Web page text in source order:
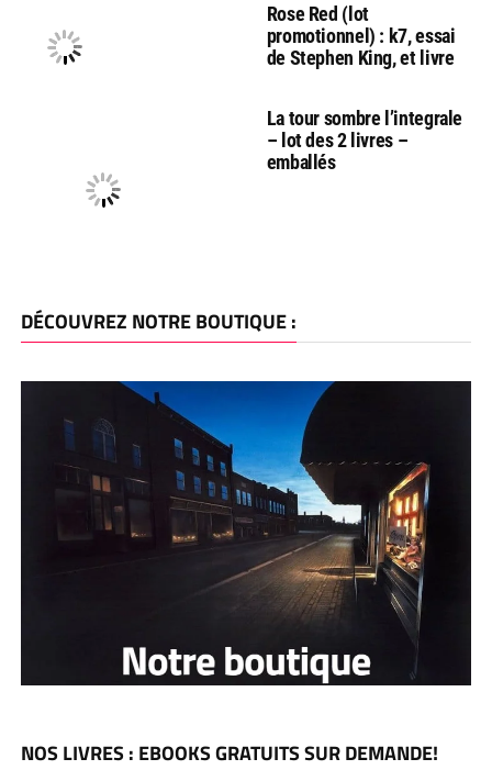
Rose Red (lot
promotionnel) : k7, essai
de Stephen King, et livre
La tour sombre l’integrale
– lot des 2 livres –
emballés
DÉCOUVREZ NOTRE BOUTIQUE :
NOS LIVRES : EBOOKS GRATUITS SUR DEMANDE!